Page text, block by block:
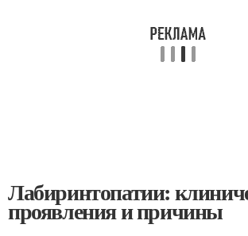
Лабиринтопатии:
проявления и причины